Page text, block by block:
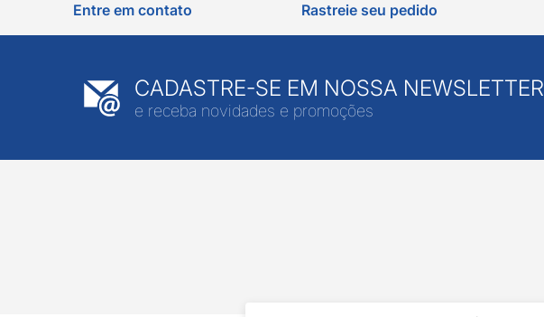
Entre em contato Rastreie seu pedido
CADASTRE-SE EM NOSSA NEWSLETTER
e receba novidades e promoções